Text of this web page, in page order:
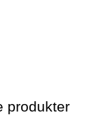
produkter